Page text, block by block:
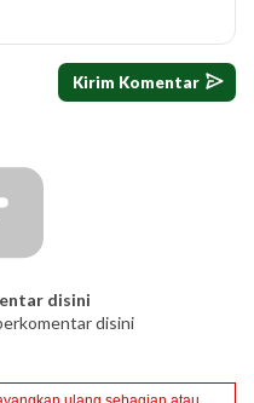
disini
disini